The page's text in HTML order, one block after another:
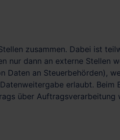
zusammen. Dabei ist
dann an externe Stellen
an Steuerbehörden),
erlaubt.
über